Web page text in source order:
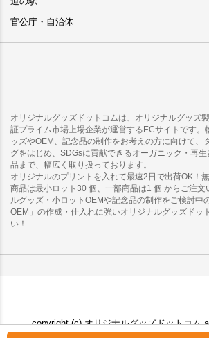
官公庁・自治体
オリジナルグッズドットコムは、オリジナルグッズ
証プライム市場上場企業が運営するECサイトです。
ッズやOEM、記念品の制作をお考えの方に向けて、
グをはじめ、SDGsに貢献できるオーガニック・再
品まで、幅広く取り扱っております。
オリジナルのプリントを入れて最速2日で出荷OK！
商品は最小ロット30 個、一部商品は1 個 からご注文
ルグッズ・小ロットOEMや記念品の制作をご検討中
OEM」の作成・仕入れに強いオリジナルグッズドッ
い！
copyright (c) オリジナルグッズドットコム